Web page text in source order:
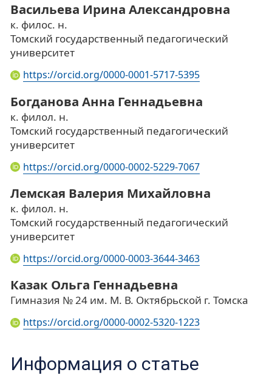
Васильева Ирина Александровна
к. филос. н.
Томский государственный педагогический
университет
https://orcid.org/0000-0001-5717-5395
Богданова Анна Геннадьевна
к. филол. н.
Томский государственный педагогический
университет
https://orcid.org/0000-0002-5229-7067
Лемская Валерия Михайловна
к. филол. н.
Томский государственный педагогический
университет
https://orcid.org/0000-0003-3644-3463
Казак Ольга Геннадьевна
Гимназия № 24 им. М. В. Октябрьской г. Томска
https://orcid.org/0000-0002-5320-1223
Информация о статье